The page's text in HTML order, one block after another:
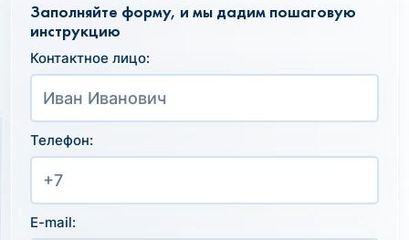
Заполняйте форму, и мы дадим пошаговую
инструкцию
Контактное лицо:
Телефон:
E-mail: